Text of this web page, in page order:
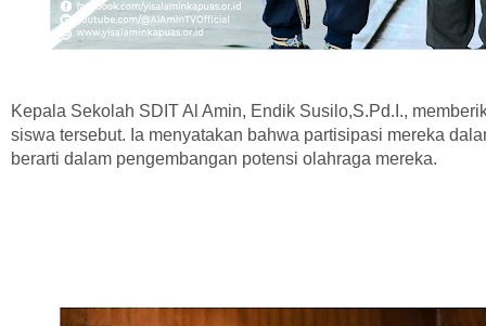
Kepala Sekolah SDIT Al Amin, Endik Susilo,S.Pd.I.,
siswa tersebut. Ia menyatakan bahwa partisipasi mereka
berarti dalam pengembangan potensi olahraga mereka.